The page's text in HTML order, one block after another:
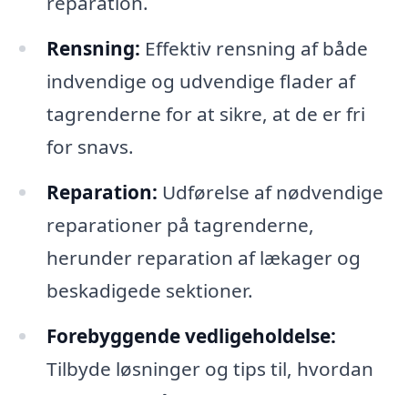
Rensning: Effektiv rensning af både
indvendige og udvendige flader af
tagrenderne for at sikre, at de er fri
for snavs.
Reparation: Udførelse af nødvendige
reparationer på tagrenderne,
herunder reparation af lækager og
beskadigede sektioner.
Forebyggende vedligeholdelse:
Tilbyde løsninger og tips til, hvordan